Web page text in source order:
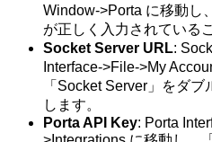
Window->Porta に移動し
が正しく入力されている
Socket Server URL:
Interface->File->My
「Socket Server」をダ
します。
Porta API Key: Porta